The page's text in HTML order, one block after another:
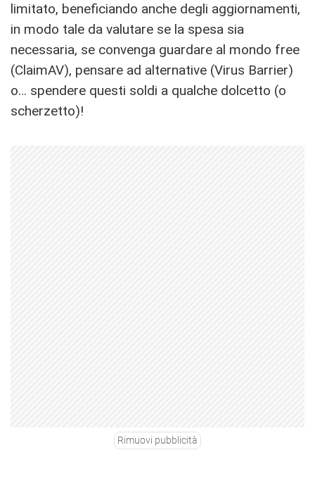
limitato, beneficiando anche degli aggiornamenti,
in modo tale da valutare se la spesa sia
necessaria, se convenga guardare al mondo free
(ClaimAV), pensare ad alternative (Virus Barrier)
o… spendere questi soldi a qualche dolcetto (o
scherzetto)!
Rimuovi pubblicità